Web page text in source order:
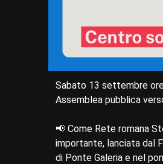
Sabato 13 settembre
Assemblea pubblica
📢 Come Rete romana
importante, lanciata dal
di Ponte Galeria e nel